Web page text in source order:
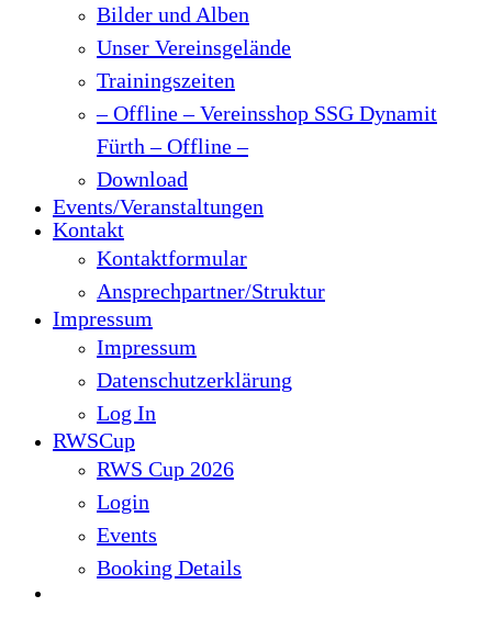
Bilder und Alben
Unser Vereinsgelände
Trainingszeiten
– Offline – Vereinsshop SSG Dynamit
Fürth – Offline –
Download
Events/Veranstaltungen
Kontakt
Kontaktformular
Ansprechpartner/Struktur
Impressum
Impressum
Datenschutzerklärung
Log In
RWSCup
RWS Cup 2026
Login
Events
Booking Details